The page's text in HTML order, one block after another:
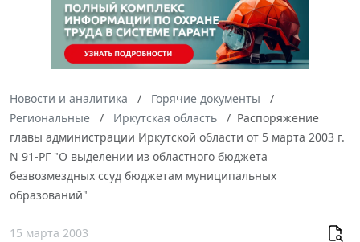
Новости и аналитика
Горячие документы
Региональные
Иркутская область
Распоряжение
главы администрации Иркутской области от 5 марта 2003 г.
N 91-РГ "О выделении из областного бюджета
безвозмездных ссуд бюджетам муниципальных
образований"
15 марта 2003